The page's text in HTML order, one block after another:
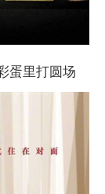
蛋里打圆场